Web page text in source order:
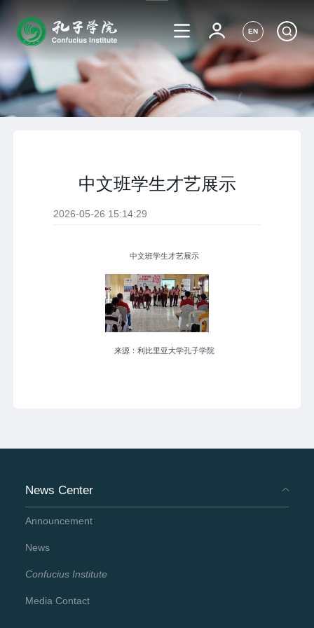
EN
中文班学生才艺展示
2026-05-26 15:14:29
中文班学生才艺展示
来源：利比里亚大学孔子学院
News Center
Announcement
News
Confucius Institute
Media Contact